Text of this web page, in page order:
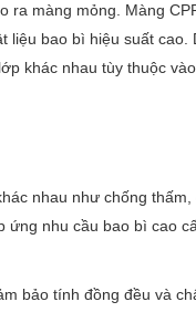
ra màng mỏng. Màng
liệu bao bì hiệu suất cao.
khác nhau tùy thuộc
nhau như chống thấm,
ứng nhu cầu bao bì cao
bảo tính đồng đều và